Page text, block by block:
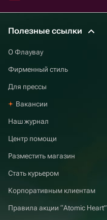
Полезные ссылки
О Флаувау
Фирменный стиль
Для прессы
Вакансии
Наш журнал
Центр помощи
Разместить магазин
Стать курьером
Корпоративным клиентам
Правила акции “Atomic Heart”